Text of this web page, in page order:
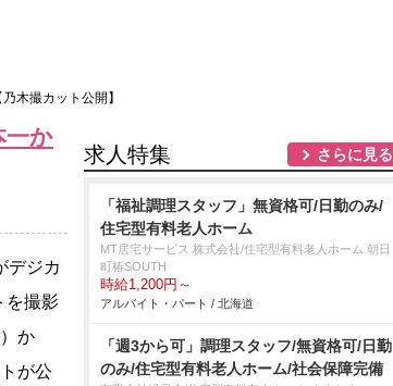
木撮カット公開】
一か
デジカ
を撮影
か
が公
求人特集 さらに見る
「福祉調理スタッフ」無資格可/日勤のみ/
住宅型有料老人ホーム
MT居宅サービス 株式会社/住宅型有料老人ホーム 朝日
町椿SOUTH
時給1,200円～
アルバイト・パート / 北海道
「週3から可」調理スタッフ/無資格可/日勤
のみ/住宅型有料老人ホーム/社会保障完備